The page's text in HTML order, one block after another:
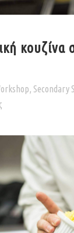
κουζίνα
, Secondary